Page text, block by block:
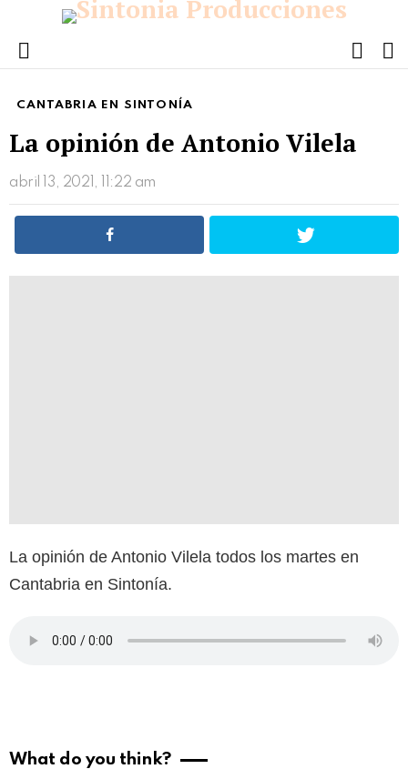
Menu
CANTABRIA EN SINTONÍA
La opinión de Antonio Vilela
abril 13, 2021, 11:22 am
La opinión de Antonio Vilela todos los martes en
Cantabria en Sintonía.
What do you think?